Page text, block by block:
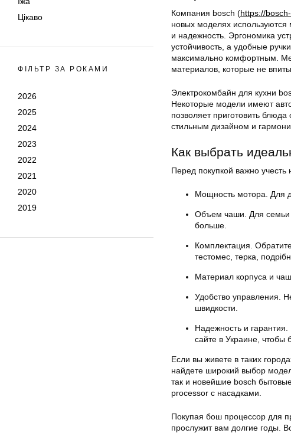
Цікаво
ФІЛЬТР ЗА РОКАМИ
2026
2025
2024
2023
2022
2021
2020
2019
Компания bosch (https://
новых моделях
и надежность. Эргономика
устойчивость, а удобные
максимально комфортным.
материалов, которые не
Электрокомбайн для кухни
Некоторые модели имеют
позволяет приготовить
стильным дизайном и
Как выбрать
Перед покупкой важно учесть
Мощность мотора. Для
Объем чаши. Для семьи
больше.
Комплектация.
тестомес, терка,
Материал корпуса и
Удобство управления.
швидкости.
Надежность и
сайте в Украине, чтобы
Если вы живете в таких
найдете широкий выбор
так и новейшие bosch
processor с насадками.
Покупая бош процессор для
прослужит вам долгие годы.